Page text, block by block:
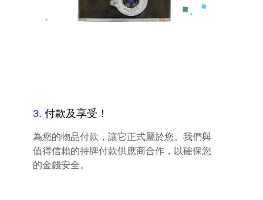
3. 付款及享受！
為您的物品付款，讓它正式屬於您。我們與
值得信賴的持牌付款供應商合作，以確保您
的金錢安全。